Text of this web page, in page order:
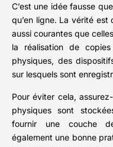
C’est une idée fausse
qu’en ligne. La vérité
aussi courantes que
la réalisation de
physiques, des
sur lesquels sont
Pour éviter cela,
physiques sont
fournir une couche
également une bonne